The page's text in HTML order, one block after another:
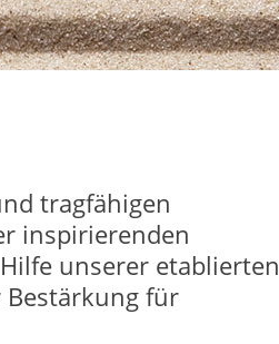
tragfähigen
inspirierenden
unserer etablierten
für